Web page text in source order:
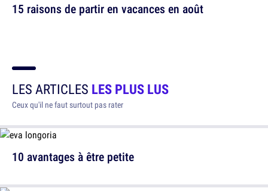
15 raisons de partir en vacances en août
LES ARTICLES LES PLUS LUS
Ceux qu'il ne faut surtout pas rater
10 avantages à être petite